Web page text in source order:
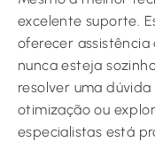
excelente suporte.
oferecer
nunca esteja
resolver uma
otimização ou
especialistas está